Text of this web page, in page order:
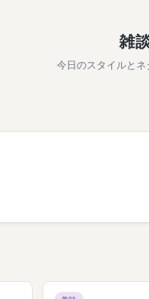
雑
今日のスタイルと